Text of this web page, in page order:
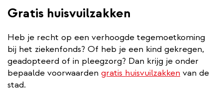
Gratis huisvuilzakken
Heb je recht op een verhoogde tegemoetkoming
bij het ziekenfonds? Of heb je een kind gekregen,
geadopteerd of in pleegzorg? Dan krijg je onder
bepaalde voorwaarden gratis huisvuilzakken van de
stad.